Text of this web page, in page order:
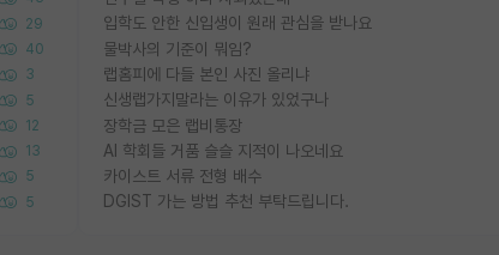
29
40
3
5
12
13
5
5
입학도 안한 신입생이 원래 관심을 받나요
물박사의 기준이 뭐임?
랩홈피에 다들 본인 사진 올리냐
신생랩가지말라는 이유가 있었구나
장학금 모은 랩비통장
AI 학회들 거품 슬슬 지적이 나오네요
카이스트 서류 전형 배수
DGIST 가는 방법 추천 부탁드립니다.